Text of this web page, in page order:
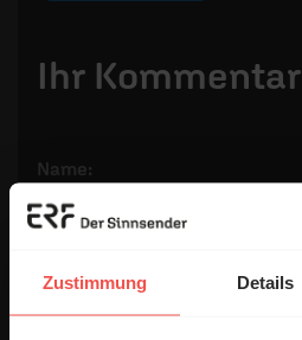
Zustimmung Details
Ihr Kommentar
Name: